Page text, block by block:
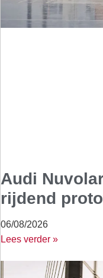
Audi
rijdend
06/08/2026
Lees verder »